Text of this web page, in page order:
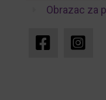
Obrazac za